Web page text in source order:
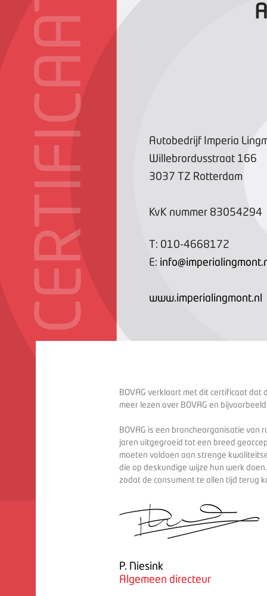
CERTIFICAAT
Autobedrijf Imperia
Willebrordusstraat 166
3037 TZ Rotterdam
KvK nummer 83054294
T: 010-4668172
E:
www.imperialingmont.nl
BOVAG verklaart met dit certificaat dat
meer lezen over BOVAG en
BOVAG is een brancheorganisatie van
jaren uitgegroeid tot een breed
moeten voldoen aan strenge
die op deskundige wijze hun werk
zodat de consument te allen tijd terug
P. Niesink
Algemeen directeur